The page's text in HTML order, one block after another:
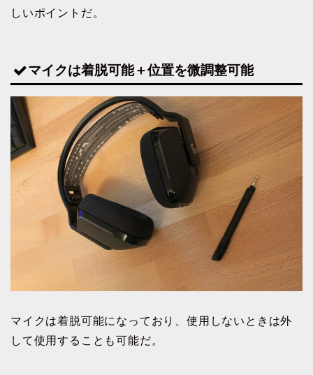
しいポイントだ。
マイクは着脱可能＋位置を微調整可能
マイクは着脱可能になっており、使用しないときは外
して使用することも可能だ。